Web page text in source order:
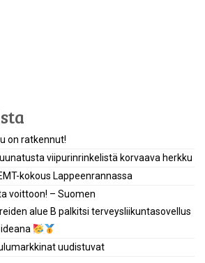
on ratkennut!
viipurinrinkelistä korvaava herkku
kokous Lappeenrannassa
voittoon! – Suomen
alue B palkitsi terveysliikuntasovellus
uudistuvat